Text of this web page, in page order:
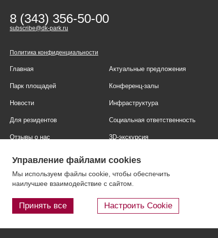
8 (343) 356-50-00
subscribe@dk-park.ru
Политика конфиденциальности
Главная Актуальные предложения
Парк площадей Конференц-залы
Новости Инфраструктура
Для резидентов Социальная ответственность
Отзывы о нас 3D-экскурсия
Контакты Блог
Управление файлами cookies
Мы используем файлы cookie, чтобы обеспечить
наилучшее взаимодействие с сайтом.
Принять все Настроить Cookie